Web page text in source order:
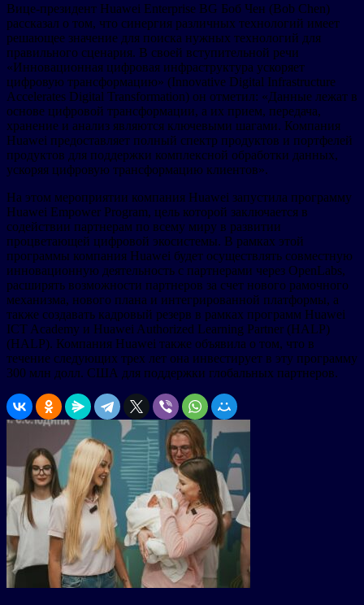
Вице-президент Huawei Enterprise BG Боб Чен (Bob Chen)
рассказал о том, что синергия различных технологий имеет
решающее значение для поиска нужных технологий для
правильного сценария. В своей вступительной речи
«Инновационная цифровая инфраструктура ускоряет
цифровую трансформацию» (Innovative Digital Infrastructure
Accelerates Digital Transformation) он отметил: «Данные лежат в
основе цифровой трансформации, а их прием, передача,
хранение и анализ являются ключевыми шагами. Компания
Huawei предоставляет полный спектр продуктов и портфелей
продуктов для поддержки комплексной обработки данных,
ускоряя цифровую трансформацию клиентов».
На этом мероприятии компания Huawei запустила программу
Huawei Empower Program, цель которой заключается в
содействии партнерам по всему миру в развитии
процветающей цифровой экосистемы. В рамках этой
программы компания Huawei будет осуществлять совместную
инновационную деятельность с партнерами через OpenLabs,
расширять возможности партнеров за счет нового рамочного
механизма, нового плана и интегрированной платформы, а
также создавать кадровый резерв в рамках программ Huawei
ICT Academy и Huawei Authorized Learning Partner (HALP)
(HALP). Компания Huawei также объявила о том, что в
течение следующих трех лет она инвестирует в эту программу
300 млн долл. США для поддержки глобальных партнеров.